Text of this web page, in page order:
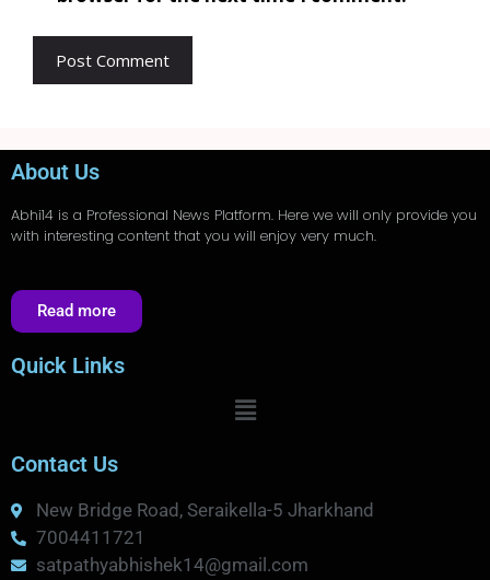
About Us
Abhi14 is a Professional News Platform. Here we will only provide you
with interesting content that you will enjoy very much.
Read more
Quick Links
Contact Us
New Bridge Road, Seraikella-5 Jharkhand
7004411721
satpathyabhishek14@gmail.com